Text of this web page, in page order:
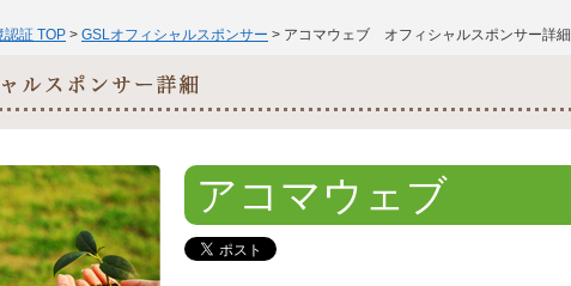
認証 TOP > GSLオフィシャルスポンサー > アコマウェブ オフィシャルスポンサー詳細
アコマウェブ